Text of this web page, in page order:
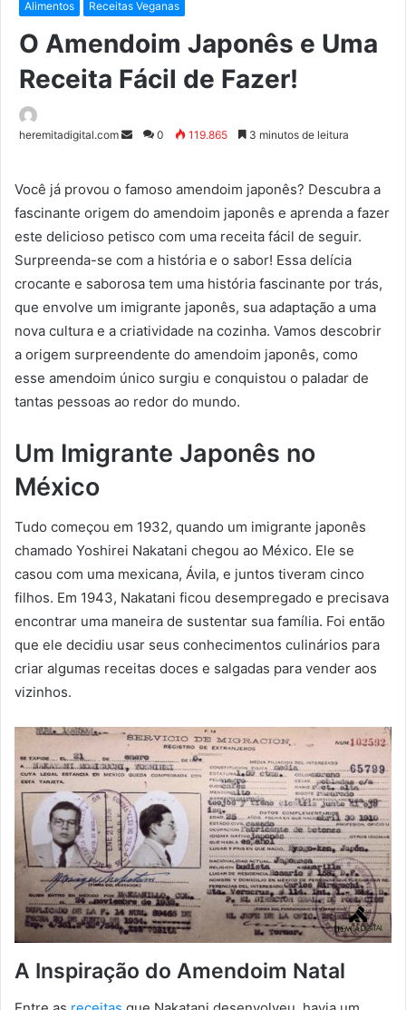
Alimentos Receitas Veganas
O Amendoim Japonês e Uma
Receita Fácil de Fazer!
heremitadigital.com
Mande
mail
0 119.865 3 minutos de leitura
Você já provou o famoso amendoim japonês? Descubra a
fascinante origem do amendoim japonês e aprenda a fazer
este delicioso petisco com uma receita fácil de seguir.
Surpreenda-se com a história e o sabor! Essa delícia
crocante e saborosa tem uma história fascinante por trás,
que envolve um imigrante japonês, sua adaptação a uma
nova cultura e a criatividade na cozinha. Vamos descobrir
a origem surpreendente do amendoim japonês, como
esse amendoim único surgiu e conquistou o paladar de
tantas pessoas ao redor do mundo.
Um Imigrante Japonês no
México
Tudo começou em 1932, quando um imigrante japonês
chamado Yoshirei Nakatani chegou ao México. Ele se
casou com uma mexicana, Ávila, e juntos tiveram cinco
filhos. Em 1943, Nakatani ficou desempregado e precisava
encontrar uma maneira de sustentar sua família. Foi então
que ele decidiu usar seus conhecimentos culinários para
criar algumas receitas doces e salgadas para vender aos
vizinhos.
A Inspiração do Amendoim Natal